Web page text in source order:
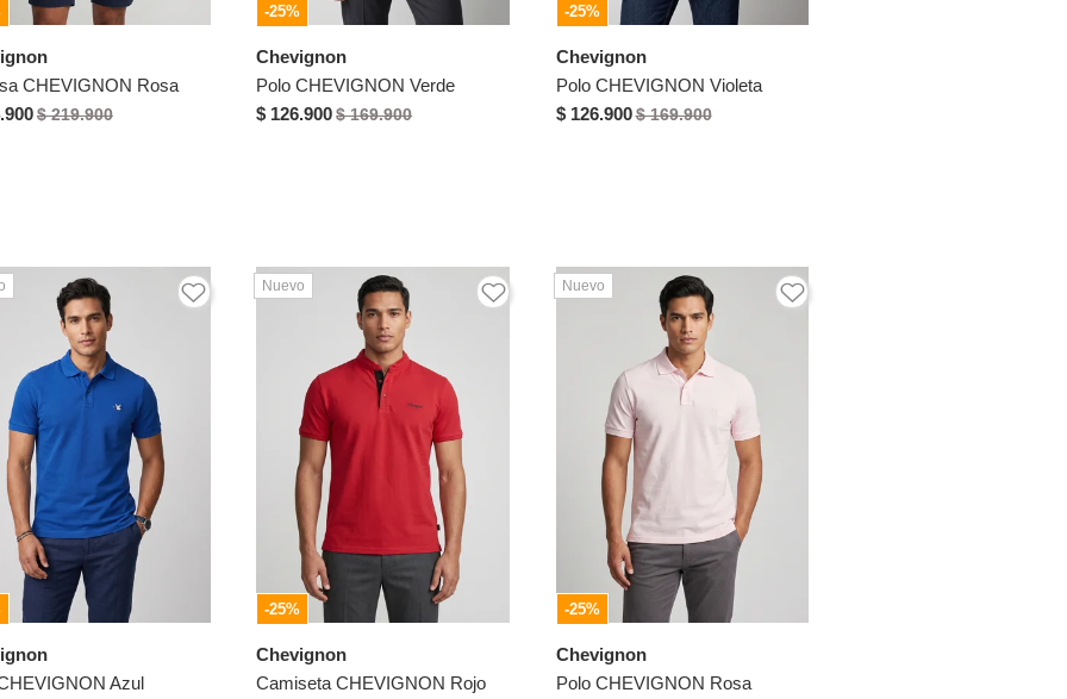
CHEVIGNON Rosa
$ 219.900
-25%
Chevignon
Polo CHEVIGNON Verde
$ 126.900$ 169.900
-25%
Chevignon
Polo CHEVIGNON Violeta
$ 126.900$ 169.900
Azul
Nuevo
-25%
Chevignon
Camiseta CHEVIGNON Rojo
Nuevo
-25%
Chevignon
Polo CHEVIGNON Rosa